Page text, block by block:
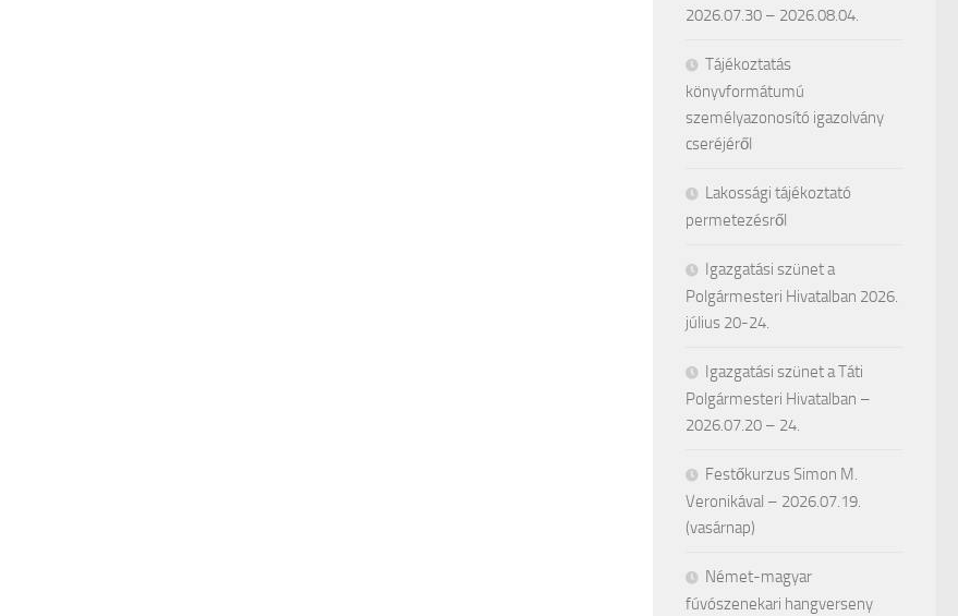
2026.07.30 – 2026.08.04.
Tájékoztatás
könyvformátumú
személyazonosító igazolvány
cseréjéről
Lakossági tájékoztató
permetezésről
Igazgatási szünet a
Polgármesteri Hivatalban 2026.
július 20-24.
Igazgatási szünet a Táti
Polgármesteri Hivatalban –
2026.07.20 – 24.
Festőkurzus Simon M.
Veronikával – 2026.07.19.
(vasárnap)
Német-magyar
fúvószenekari hangverseny